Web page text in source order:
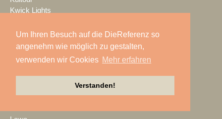
Um Ihren Besuch auf die DieReferenz so
angenehm wie möglich zu gestalten,
verwenden wir Cookies Mehr erfahren
Verstanden!
Kwick Lights
Laauser & Vohl
Lambda Labs
LANG ACADEMY
Laser Imagineering
Lauten Audio